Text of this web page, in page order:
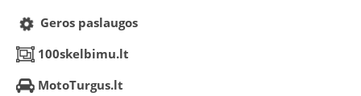
Geros paslaugos
100skelbimu.lt
MotoTurgus.lt